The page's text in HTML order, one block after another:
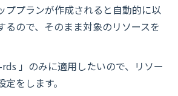
ププランが作成されると自動的に以
るので、そのまま対象のリソースを
」のみに適用したいので、リソー
をします。